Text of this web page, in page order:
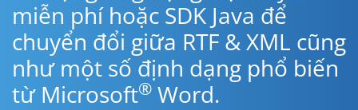
miễn phí hoặc SDK Java để
chuyển đổi giữa RTF & XML cũng
như một số định dạng phổ biến
từ Microsoft® Word.